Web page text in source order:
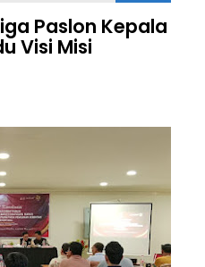
Paslon Kepala
Visi Misi